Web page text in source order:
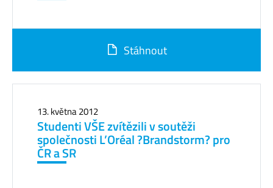
Stáhnout
13. května 2012
Studenti VŠE zvítězili v soutěži
společnosti L’Oréal ?Brandstorm? pro
ČR a SR